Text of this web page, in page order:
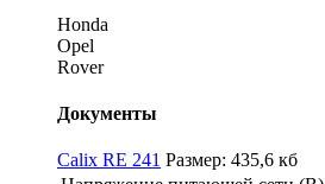
Honda
Opel
Rover
Документы
Calix RE 241 Размер: 435,6 кб